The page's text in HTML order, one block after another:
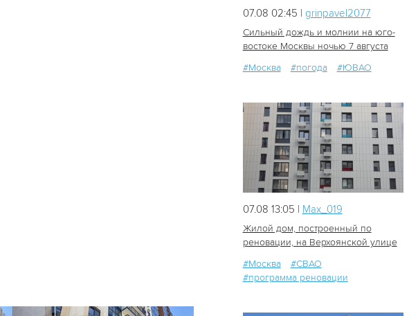
55
07.08 02:45 | grinpavel2077
Сильный дождь и молнии на юго-
востоке Москвы ночью 7 августа
#Москва
#погода #ЮВАО
07.08 13:05 | Мах_019
Жилой дом, построенный по
реновации, на Верхоянской улице
#Москва
#СВАО
#программа реновации